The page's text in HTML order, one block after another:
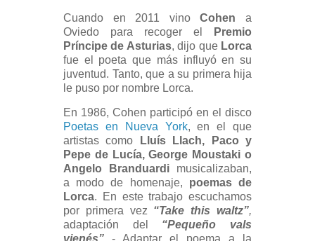
Cuando en 2011 vinoCohen a
Oviedo para recoger el
Premio
Príncipe de Asturias, dijo que Lorca
fue el poeta que más influyó en su
juventud. Tanto, que a su primera hija
le puso por nombre Lorca.
En 1986, Cohen participó en el disco
Poetas en Nueva York, en el que
artistas como
Lluís Llach, Paco y
Pepe de Lucía, George Moustaki o
Angelo Branduardi musicalizaban,
a modo de homenaje, poemas de
Lorca. En este trabajo escuchamos
por primera vez “Take this waltz”,
adaptación del “Pequeño vals